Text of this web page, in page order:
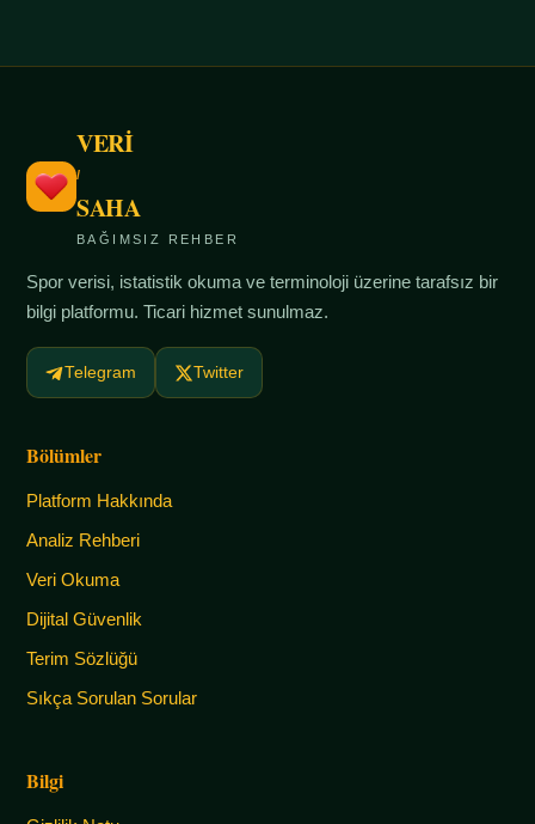
VERİ
/
SAHA
BAĞIMSIZ REHBER
Spor verisi, istatistik okuma ve terminoloji üzerine tarafsız bir
bilgi platformu. Ticari hizmet sunulmaz.
Telegram Twitter
Bölümler
Platform Hakkında
Analiz Rehberi
Veri Okuma
Dijital Güvenlik
Terim Sözlüğü
Sıkça Sorulan Sorular
Bilgi